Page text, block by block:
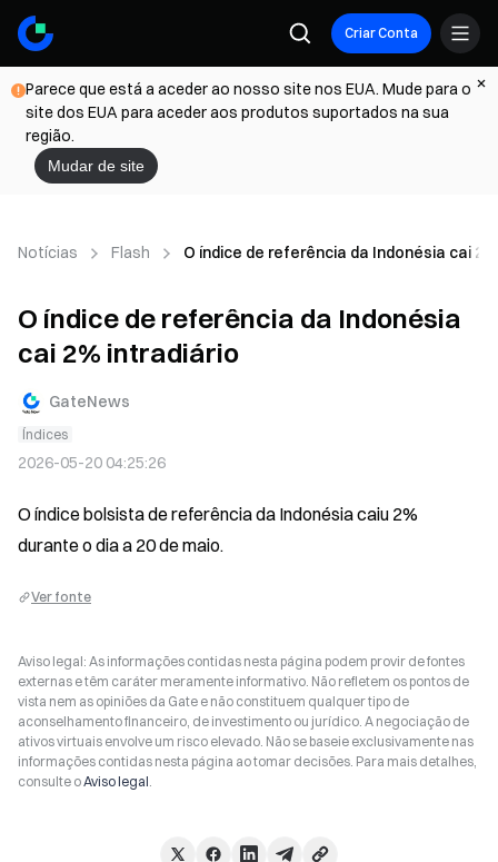
Criar Conta
Parece que está a aceder ao nosso site nos EUA. Mude para o
site dos EUA para aceder aos produtos suportados na sua
região.
Mudar de site
Notícias Flash O índice de referência da Indonésia cai
O índice de referência da Indonésia
cai 2% intradiário
GateNews
Índices
2026-05-20 04:25:26
O índice bolsista de referência da Indonésia caiu 2%
durante o dia a 20 de maio.
Ver fonte
Aviso legal: As informações contidas nesta página podem provir de fontes
externas e têm caráter meramente informativo. Não refletem os pontos de
vista nem as opiniões da Gate e não constituem qualquer tipo de
aconselhamento financeiro, de investimento ou jurídico. A negociação de
ativos virtuais envolve um risco elevado. Não se baseie exclusivamente nas
informações contidas nesta página ao tomar decisões. Para mais detalhes,
consulte oAviso legal.